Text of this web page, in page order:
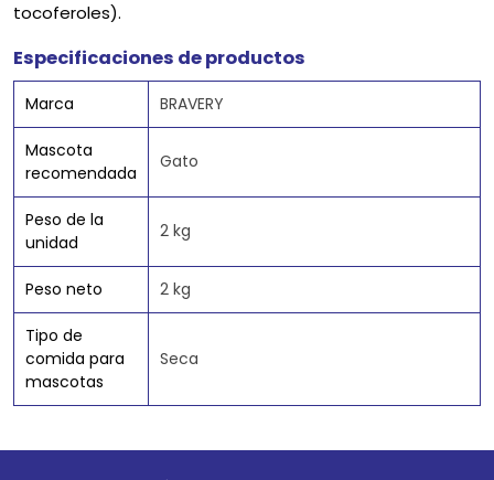
tocoferoles).
Especificaciones de productos
Marca BRAVERY
Mascota
recomendada
Gato
Peso de la
unidad
2 kg
Peso neto 2 kg
Tipo de
comida para
mascotas
Seca